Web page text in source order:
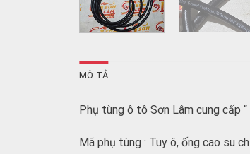
MÔ TẢ
Phụ tùng ô tô Sơn Lâm cung cấp
Mã phụ tùng : Tuy ô, ống cao su